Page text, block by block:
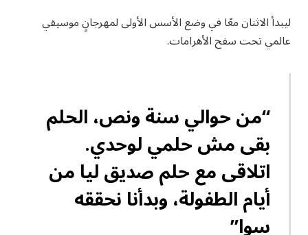
ليبدأ الاثنان معًا في وضع الأسس الأولى لمهرجانٍ موسيقي
عالمي تحت سفح الأهرامات.
“من حوالي سنة ونص، الحلم
بقى مش حلمي لوحدي.
اتلاقى مع حلم صديق ليا من
أيام الطفولة، وبدأنا نحققه
سوا”